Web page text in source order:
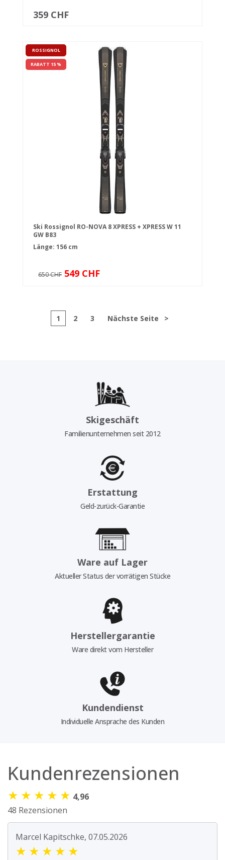
359 CHF
ROSSIGNOL
RABATT 15 %
Ski Rossignol RO-NOVA 8 XPRESS + XPRESS W 11
GW B83
Länge: 156 cm
650 CHF 549 CHF
1 2 3 Nächste Seite >
Skigeschäft
Familienunternehmen seit 2012
Erstattung
Geld-zurück-Garantie
Ware auf Lager
Aktueller Status der vorrätigen Stücke
Herstellergarantie
Ware direkt vom Hersteller
Kundendienst
Individuelle Ansprache des Kunden
Kundenrezensionen
★ ★ ★ ★ ★ 4,96
48 Rezensionen
Marcel Kapitschke, 07.05.2026
★ ★ ★ ★ ★